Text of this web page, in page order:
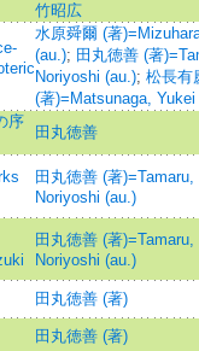
竹昭広
水原舜爾 (著
(au.); 田丸徳善 (著
Noriyoshi (au.); 松長有
(著)=Matsunaga, Yukei
序
田丸徳善
田丸徳善 (著)=Tamaru,
Noriyoshi (au.)
田丸徳善 (著)=Tamaru,
Noriyoshi (au.)
田丸徳善 (著)
田丸徳善 (著)